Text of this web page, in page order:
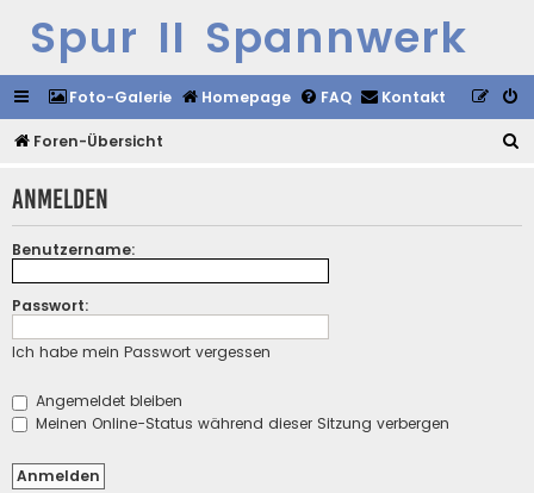
Spur II Spannwerk
Foto-Galerie Homepage FAQ Kontakt
Foren-Übersicht
h
Anmelden
Benutzername:
Passwort:
Ich habe mein Passwort vergessen
Angemeldet bleiben
Meinen Online-Status während dieser Sitzung verbergen